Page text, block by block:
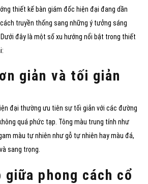
thiết kế bàn giám đốc hiện đại đang dần
truyền thống sang những ý tưởng sáng
đây là một số xu hướng nổi bật trong thiết
giản và tối giản
đại thường ưu tiên sự tối giản với các đường
quá phức tạp. Tông màu trung tính như
màu tự nhiên như gỗ tự nhiên hay màu đá,
sang trọng.
giữa phong cách cổ